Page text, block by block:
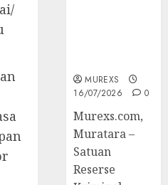
MUREXS
16/07/2026
0
Murexs.com,
Muratara –
Satuan
Reserse